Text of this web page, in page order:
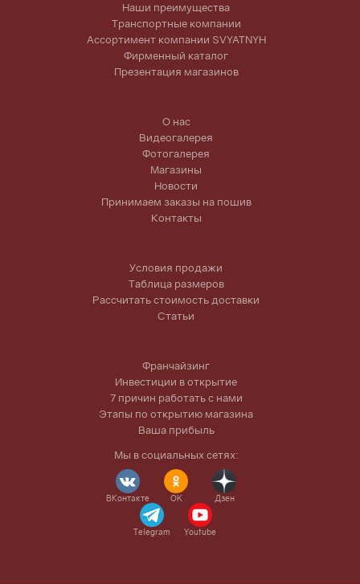
Наши преимущества
Транспортные компании
Ассортимент компании SVYATNYH
Фирменный каталог
Презентация магазинов
О нас
Видеогалерея
Фотогалерея
Магазины
Новости
Принимаем заказы на пошив
Контакты
Условия продажи
Таблица размеров
Рассчитать стоимость доставки
Статьи
Франчайзинг
Инвестиции в открытие
7 причин работать с нами
Этапы по открытию магазина
Ваша прибыль
Мы в социальных сетях:
ВКонтакте OK Дзен
Telegram Youtube